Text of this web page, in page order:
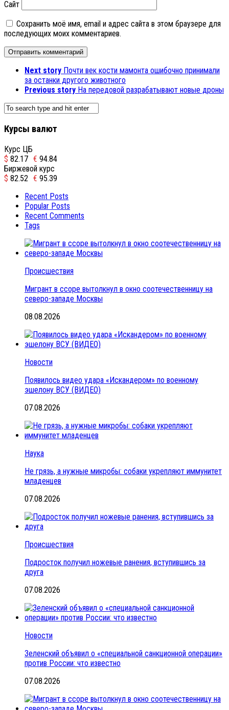
Сайт
Сохранить моё имя, email и адрес сайта в этом браузере для
последующих моих комментариев.
Next story Почти век кости мамонта ошибочно принимали
за останки другого животного
Previous story На передовой разрабатывают новые дроны
Курсы валют
Курс ЦБ
$ 82.17 € 94.84
Биржевой курс
$ 82.52 € 95.39
Recent Posts
Popular Posts
Recent Comments
Tags
Происшествия
Мигрант в ссоре вытолкнул в окно соотечественницу на
северо-западе Москвы
08.08.2026
Новости
Появилось видео удара «Искандером» по военному
эшелону ВСУ (ВИДЕО)
07.08.2026
Наука
Не грязь, а нужные микробы: собаки укрепляют иммунитет
младенцев
07.08.2026
Происшествия
Подросток получил ножевые ранения, вступившись за
друга
07.08.2026
Новости
Зеленский объявил о «специальной санкционной операции»
против России: что известно
07.08.2026